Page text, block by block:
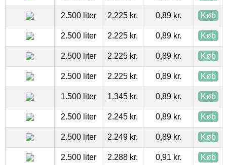
2.500 liter 2.225 kr. 0,89 kr. Køb
2.500 liter 2.225 kr. 0,89 kr. Køb
2.500 liter 2.225 kr. 0,89 kr. Køb
2.500 liter 2.225 kr. 0,89 kr. Køb
1.500 liter 1.345 kr. 0,89 kr. Køb
2.500 liter 2.245 kr. 0,89 kr. Køb
2.500 liter 2.249 kr. 0,89 kr. Køb
2.500 liter 2.288 kr. 0,91 kr. Køb